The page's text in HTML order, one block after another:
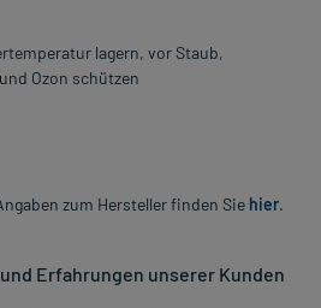
lagern, vor Staub,
Ozon schützen
zum Hersteller finden Sie hier.
Erfahrungen unserer Kunden